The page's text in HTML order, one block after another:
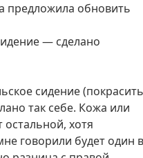
предложила обновить
— сделано
сидение (покрасить
так себе. Кожа или
остальной, хотя
говорили будет один в